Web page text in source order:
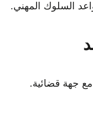
السلوك المهني.
مع جهة قضائية.